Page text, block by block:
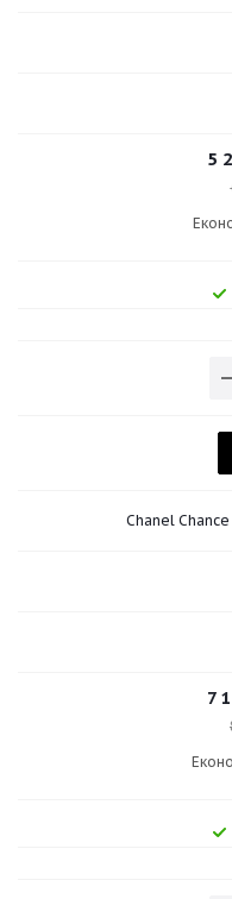
5
Chanel
7